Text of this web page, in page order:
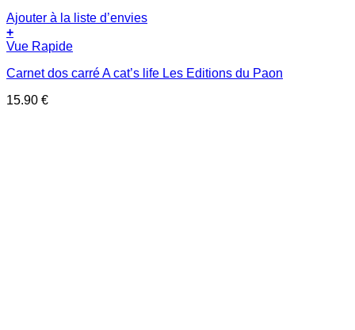
Ajouter à la liste d’envies
+
Vue Rapide
Carnet dos carré A cat’s life Les Editions du Paon
15.90 €